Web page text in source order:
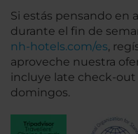
Si estás pensando en
durante el fin de
nh-hotels.com/es,
aproveche nuestra
incluye late check-out
domingos.